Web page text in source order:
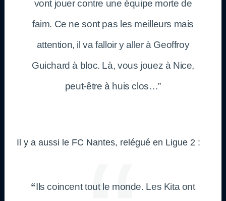
vont jouer contre une équipe morte de
faim. Ce ne sont pas les meilleurs mais
attention, il va falloir y aller à Geoffroy
Guichard à bloc. Là, vous jouez à Nice,
peut-être à huis clos…”
Il y a aussi le FC Nantes, relégué en Ligue 2 :
“Ils coincent tout le monde. Les Kita ont